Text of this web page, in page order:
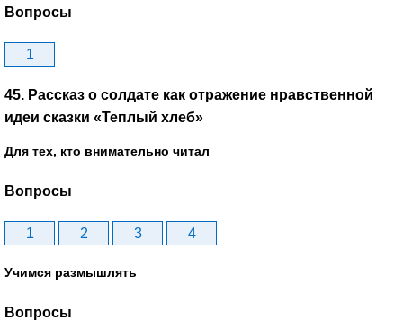
Вопросы
1
45. Рассказ о солдате как отражение нравственной
идеи сказки «Теплый хлеб»
Для тех, кто внимательно читал
Вопросы
1 2 3 4
Учимся размышлять
Вопросы